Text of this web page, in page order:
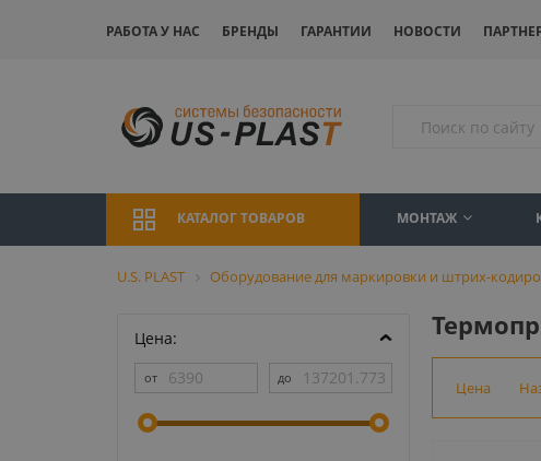
РАБОТА У НАС БРЕНДЫ ГАРАНТИИ НОВОСТИ
КАТАЛОГ ТОВАРОВ МОНТАЖ
U.S. PLAST Оборудование для маркировки и штрих-
Цена:
Цена